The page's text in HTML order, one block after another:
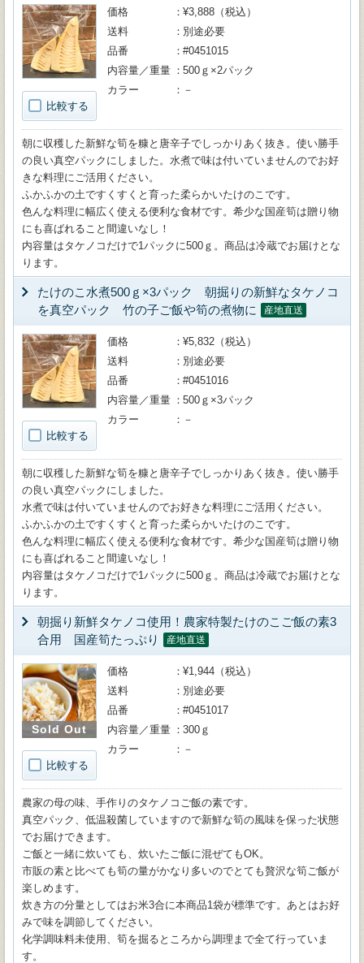
比較する
価格
¥3,888（税込）
送料
別途必要
品番
#0451015
内容量／重量
500ｇ×2パック
カラー
－
朝に収穫した新鮮な筍を糠と唐辛子でしっかりあく抜き。使い勝手
の良い真空パックにしました。水煮で味は付いていませんのでお好
きな料理にご活用ください。
ふかふかの土ですくすくと育った柔らかいたけのこです。
色んな料理に幅広く使える便利な食材です。希少な国産筍は贈り物
にも喜ばれること間違いなし！
内容量はタケノコだけで1パックに500ｇ。商品は冷蔵でお届けとな
ります。
たけのこ水煮500ｇ×3パック 朝掘りの新鮮なタケノコ
を真空パック 竹の子ご飯や筍の煮物に
産地直送
比較する
価格
¥5,832（税込）
送料
別途必要
品番
#0451016
内容量／重量
500ｇ×3パック
カラー
－
朝に収穫した新鮮な筍を糠と唐辛子でしっかりあく抜き。使い勝手
の良い真空パックにしました。
水煮で味は付いていませんのでお好きな料理にご活用ください。
ふかふかの土ですくすくと育った柔らかいたけのこです。
色んな料理に幅広く使える便利な食材です。希少な国産筍は贈り物
にも喜ばれること間違いなし！
内容量はタケノコだけで1パックに500ｇ。商品は冷蔵でお届けとな
ります。
朝掘り新鮮タケノコ使用！農家特製たけのこご飯の素3
合用 国産筍たっぷり
産地直送
Sold Out
比較する
価格
¥1,944（税込）
送料
別途必要
品番
#0451017
内容量／重量
300ｇ
カラー
－
農家の母の味、手作りのタケノコご飯の素です。
真空パック、低温殺菌していますので新鮮な筍の風味を保った状態
でお届けできます。
ご飯と一緒に炊いても、炊いたご飯に混ぜてもOK。
市販の素と比べても筍の量がかなり多いのでとても贅沢な筍ご飯が
楽しめます。
炊き方の分量としてはお米3合に本商品1袋が標準です。あとはお好
みで味を調節してください。
化学調味料未使用、筍を掘るところから調理まで全て行っていま
す。